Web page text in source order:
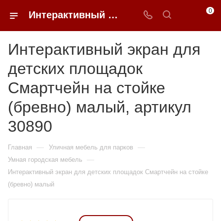
Интерактивный экран для детских площадок Смартчейн на стойке (бревно) малый купить в Москве от 390 810 ₽ - 0FFER 0
Интерактивный экран для
детских площадок
Смартчейн на стойке
(бревно) малый, артикул
30890
Главная — Уличная мебель для парков —
Умная городская мебель —
Интерактивный экран для детских площадок Смартчейн на стойке
(бревно) малый